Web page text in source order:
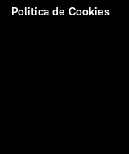
Politica de Cookies